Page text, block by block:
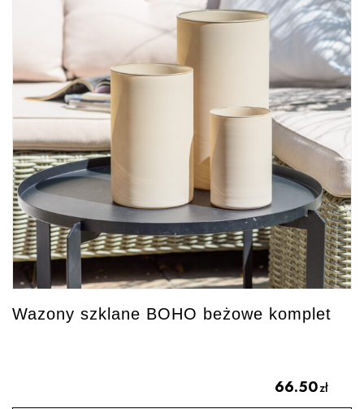
Wazony szklane BOHO beżowe komplet
66.50zł